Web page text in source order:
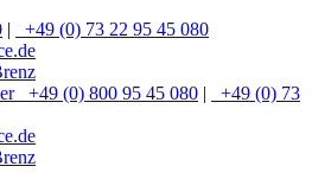
|
+49 (0) 73 22 95 45 080
+49 (0) 800 95 45 080 |
+49 (0) 73